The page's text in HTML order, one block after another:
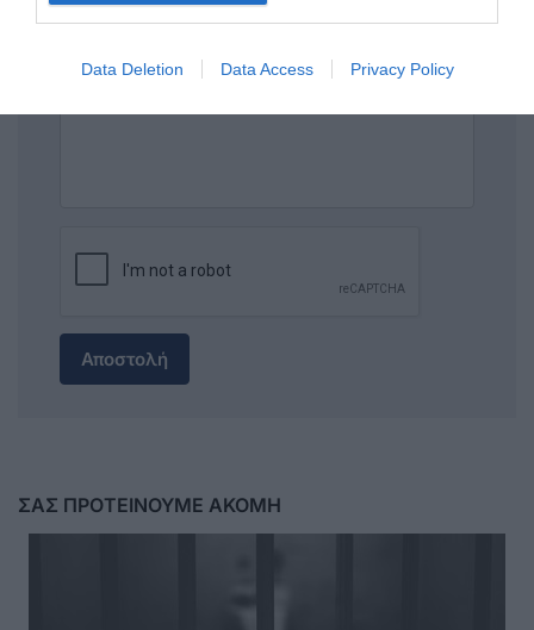
Data Deletion Data Access Privacy Policy
ΣΧΟΛΙΟ
Αποστολή
ΣΑΣ ΠΡΟΤΕΙΝΟΥΜΕ ΑΚΟΜΗ